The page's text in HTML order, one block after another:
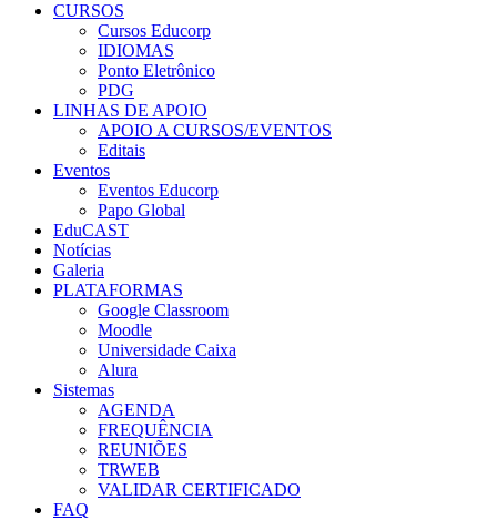
CURSOS
Cursos Educorp
IDIOMAS
Ponto Eletrônico
PDG
LINHAS DE APOIO
APOIO A CURSOS/EVENTOS
Editais
Eventos
Eventos Educorp
Papo Global
EduCAST
Notícias
Galeria
PLATAFORMAS
Google Classroom
Moodle
Universidade Caixa
Alura
Sistemas
AGENDA
FREQUÊNCIA
REUNIÕES
TRWEB
VALIDAR CERTIFICADO
FAQ